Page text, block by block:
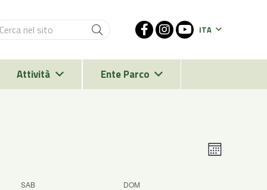
ITA
Attività Ente Parco
Viste
Evento
Mese
SAB DOM